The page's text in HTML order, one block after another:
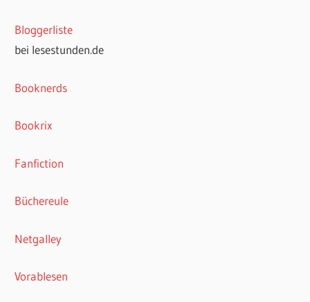
Bloggerliste
bei lesestunden.de
Booknerds
Bookrix
Fanfiction
Büchereule
Netgalley
Vorablesen